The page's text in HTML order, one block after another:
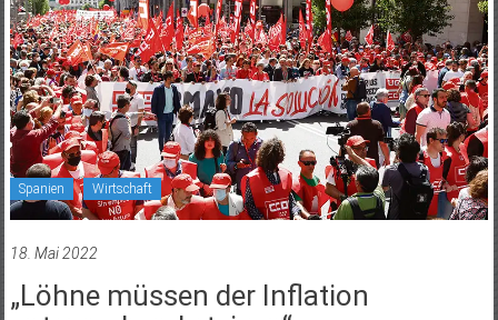
Spanien Wirtschaft
18. Mai 2022
„Löhne müssen der Inflation